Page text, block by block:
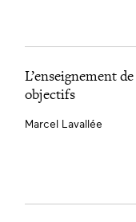
L’enseignement
objectifs
Marcel Lavallée